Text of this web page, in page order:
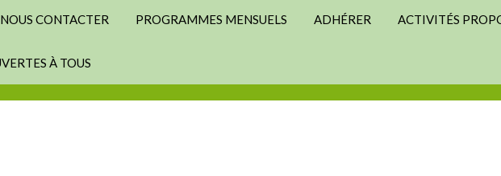
NOUS CONTACTER PROGRAMMES MENSUELS ADHÉRER ACTIVITÉS
À TOUS